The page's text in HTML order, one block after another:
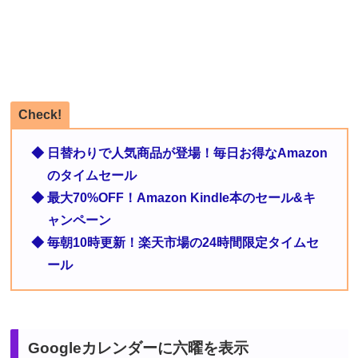
Check!
◆ 日替わりで人気商品が登場！毎日お得なAmazon
のタイムセール
◆ 最大70%OFF！Amazon Kindle本のセール&キ
ャンペーン
◆ 毎朝10時更新！楽天市場の24時間限定タイムセ
ール
Googleカレンダーに六曜を表示